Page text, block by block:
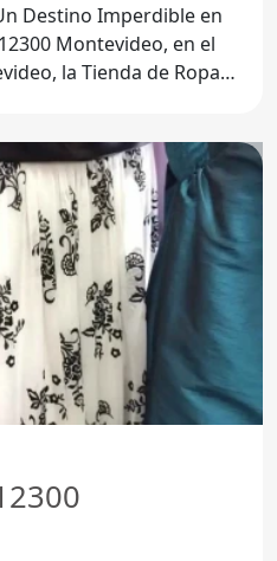
Destino Imperdible en
la Tienda de Ropa